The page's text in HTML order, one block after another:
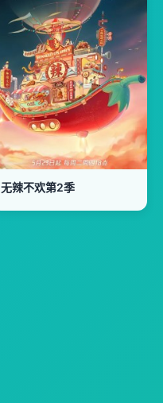
无辣不欢第2季